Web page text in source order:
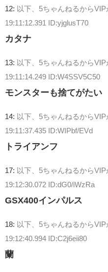
12: 以下、5ちゃんねるから
19:11:12.391 ID:yjglusT70
カタナ
13: 以下、5ちゃんねるから
19:11:14.249 ID:W4SSV5C50
モンスターも捨てがたい
14: 以下、5ちゃんねるから
19:11:37.435 ID:WIPbf/EVd
トライアンフ
17: 以下、5ちゃんねるから
19:12:30.072 ID:dG0/iWzRa
GSX400インパルス
18: 以下、5ちゃんねるから
19:12:40.994 ID:C2j6eii80
蘭